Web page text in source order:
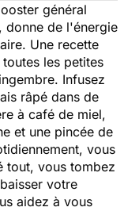
général
donne de l'énergie
Une recette
les petites
Infusez
râpé dans de
à café de miel,
et une pincée de
vous
tout, vous tombez
votre
aidez à vous